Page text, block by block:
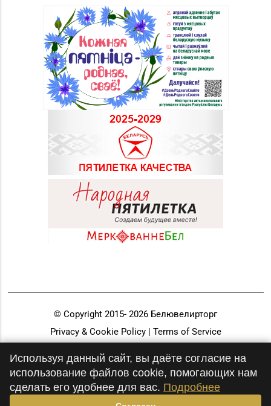
© Copyright 2015- 2026 Белювелирторг
Privacy & Cookie Policy | Terms of Service
Используя данный сайт, вы даёте согласие на
использование файлов cookie, помогающих нам
сделать его удобнее для вас. Подробнее